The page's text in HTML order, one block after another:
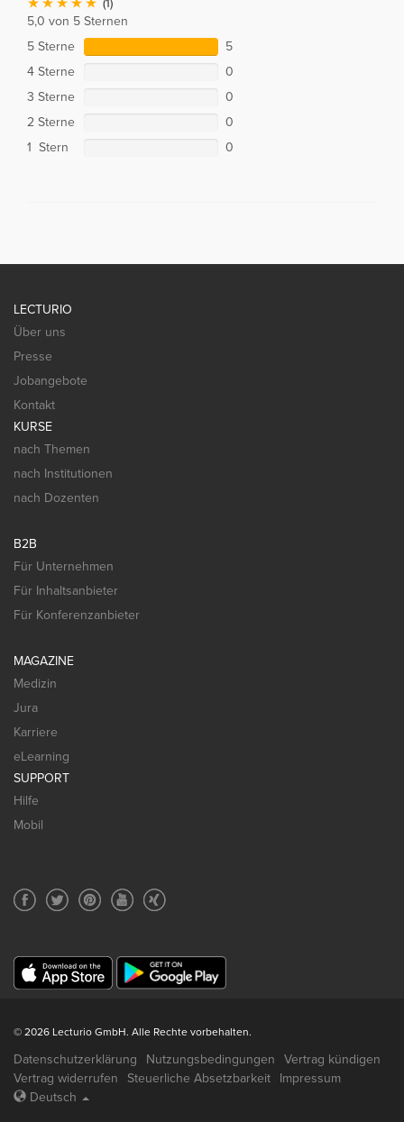
5,0 von 5 Sternen
5 Sterne
5
4 Sterne
0
3 Sterne
0
2 Sterne
0
1 Stern
0
LECTURIO
Über uns
Presse
Jobangebote
Kontakt
KURSE
nach Themen
nach Institutionen
nach Dozenten
B2B
Für Unternehmen
Für Inhaltsanbieter
Für Konferenzanbieter
MAGAZINE
Medizin
Jura
Karriere
eLearning
SUPPORT
Hilfe
Mobil
© 2026 Lecturio GmbH. Alle Rechte vorbehalten.
Datenschutzerklärung Nutzungsbedingungen
Vertrag kündigen
Vertrag widerrufen
Steuerliche Absetzbarkeit
Impressum
Deutsch